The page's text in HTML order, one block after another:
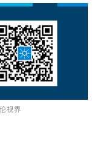
视界